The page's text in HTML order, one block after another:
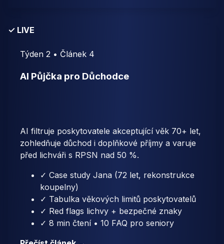
✓ LIVE
Týden 2 • Článek 4
AI Půjčka pro Důchodce
AI filtruje poskytovatele akceptující věk 70+ let,
zohledňuje důchod i doplňkové příjmy a varuje
před lichváři s RPSN nad 50 %.
✓ Case study Jana (72 let, rekonstrukce
koupelny)
✓ Tabulka věkových limitů poskytovatelů
✓ Red flags lichvy + bezpečné znaky
✓ 8 min čtení • 10 FAQ pro seniory